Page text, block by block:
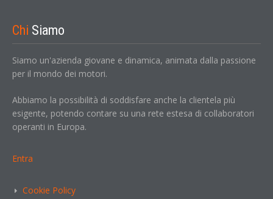
Chi Siamo
Siamo un'azienda giovane e dinamica, animata dalla passione
per il mondo dei motori.
Abbiamo la possibilità di soddisfare anche la clientela più
esigente, potendo contare su una rete estesa di collaboratori
operanti in Europa.
Entra
Cookie Policy